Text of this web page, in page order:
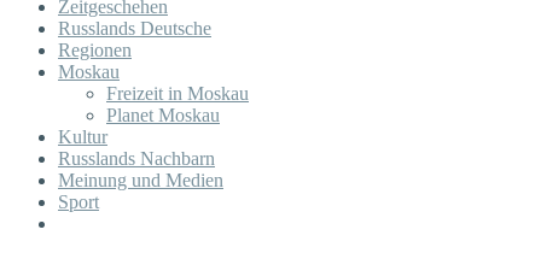
Zeitgeschehen
Russlands Deutsche
Regionen
Moskau
Freizeit in Moskau
Planet Moskau
Kultur
Russlands Nachbarn
Meinung und Medien
Sport